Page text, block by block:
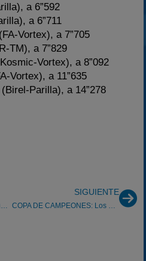
a 6”592
a 6”711
Vortex), a 7”705
TM), a 7”829
Vortex), a 8”092
Vortex), a 11”635
Parilla), a 14”278
EURO TROPHY: Alex Palou ganó en La Conca y en Sarno.
SIGUIENTE
COPA DE CAMPEONES: Los extranjeros se vuelven a imponer